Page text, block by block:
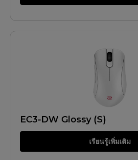
EC3-DW Glossy (S)
เรียนรู้เพิ่มเติม